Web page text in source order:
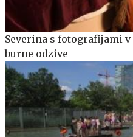
Severina s fotografijami
burne odzive